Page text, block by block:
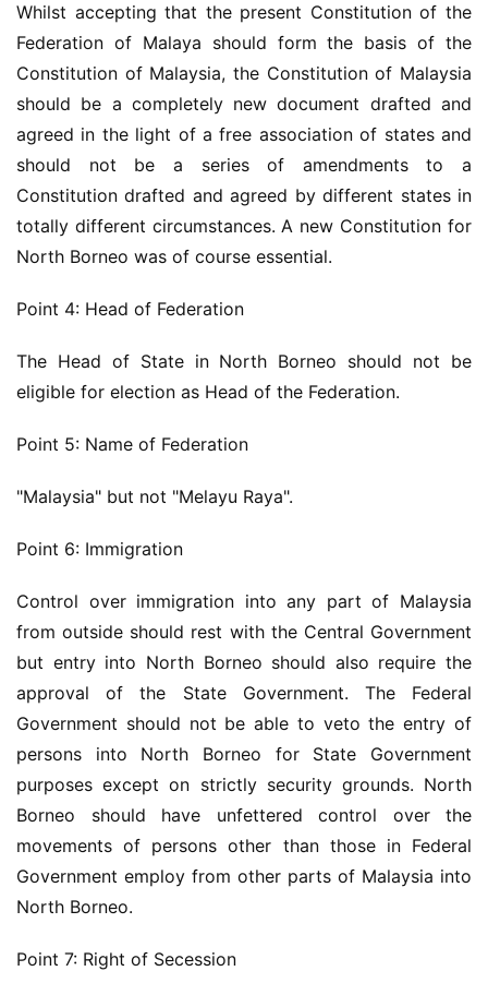
Whilst accepting that the present Constitution of the
Federation of Malaya should form the basis of the
Constitution of Malaysia, the Constitution of Malaysia
should be a completely new document drafted and
agreed in the light of a free association of states and
should not be a series of amendments to a
Constitution drafted and agreed by different states in
totally different circumstances. A new Constitution for
North Borneo was of course essential.
Point 4: Head of Federation
The Head of State in North Borneo should not be
eligible for election as Head of the Federation.
Point 5: Name of Federation
"Malaysia" but not "Melayu Raya".
Point 6: Immigration
Control over immigration into any part of Malaysia
from outside should rest with the Central Government
but entry into North Borneo should also require the
approval of the State Government. The Federal
Government should not be able to veto the entry of
persons into North Borneo for State Government
purposes except on strictly security grounds. North
Borneo should have unfettered control over the
movements of persons other than those in Federal
Government employ from other parts of Malaysia into
North Borneo.
Point 7: Right of Secession